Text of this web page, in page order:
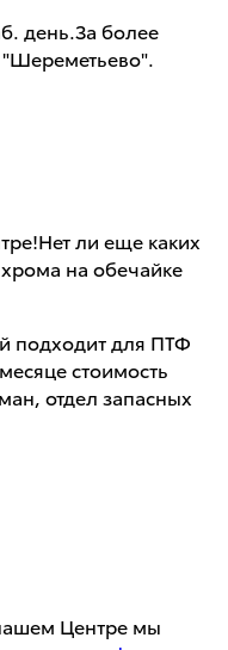
день.За более
"Шереметьево".
ли еще каких
на обечайке
подходит для ПТФ
стоимость
отдел запасных
Центре мы